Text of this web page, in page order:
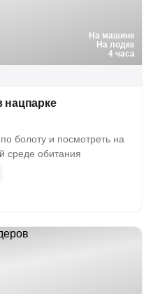
На машине
На лодке
4 часа
нацпарке
болоту и посмотреть на
среде обитания